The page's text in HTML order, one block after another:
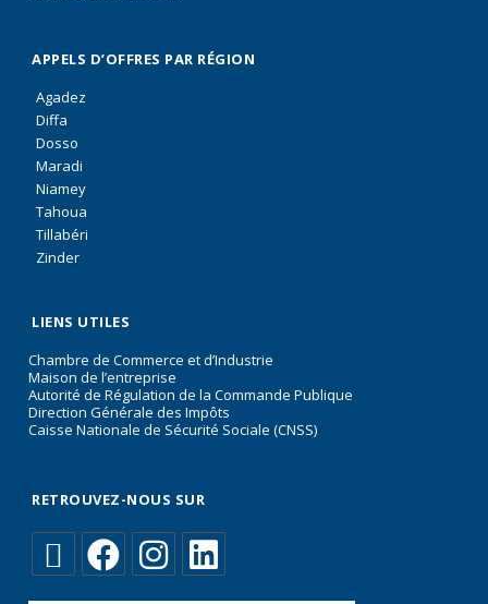
APPELS D’OFFRES PAR RÉGION
Agadez
Diffa
Dosso
Maradi
Niamey
Tahoua
Tillabéri
Zinder
LIENS UTILES
Chambre de Commerce et d’Industrie
Maison de l’entreprise
Autorité de Régulation de la Commande Publique
Direction Générale des Impôts
Caisse Nationale de Sécurité Sociale (CNSS)
RETROUVEZ-NOUS SUR